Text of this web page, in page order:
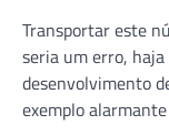
Transportar este
seria um erro,
desenvolvimento
exemplo